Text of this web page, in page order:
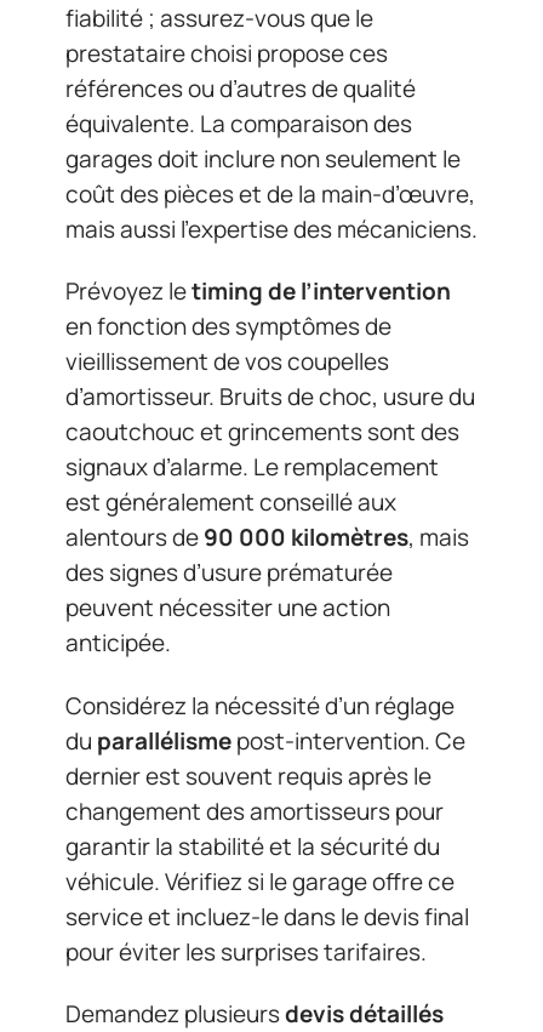
fiabilité ; assurez-vous que le
prestataire choisi propose ces
références ou d’autres de qualité
équivalente. La comparaison des
garages doit inclure non seulement le
coût des pièces et de la main-d’œuvre,
mais aussi l’expertise des mécaniciens.
Prévoyez letiming de l’intervention
en fonction des symptômes de
vieillissement de vos coupelles
d’amortisseur. Bruits de choc, usure du
caoutchouc et grincements sont des
signaux d’alarme. Le remplacement
est généralement conseillé aux
alentours de90 000 kilomètres, mais
des signes d’usure prématurée
peuvent nécessiter une action
anticipée.
Considérez la nécessité d’un réglage
du parallélismepost-intervention. Ce
dernier est souvent requis après le
changement des amortisseurs pour
garantir la stabilité et la sécurité du
véhicule. Vérifiez si le garage offre ce
service et incluez-le dans le devis final
pour éviter les surprises tarifaires.
Demandez plusieursdevis détaillés